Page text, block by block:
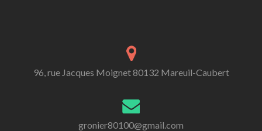
96, rue Jacques Moignet 80132 Mareuil-Caubert
gronier80100@gmail.com